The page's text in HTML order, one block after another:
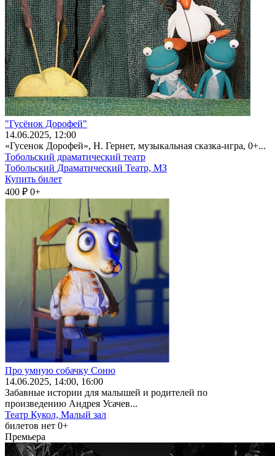
"Гусёнок Дорофей"
14.06.2025, 12:00
«Гусенок Дорофей», Н. Гернет, музыкальная сказка-игра, 0+...
Тобольский драматический театр
Тобольский Драматический Театр, МЗ
Купить билет
400 ₽ 0+
Про умную собачку Соню
14.06.2025, 14:00, 16:00
Забавные истории для малышей и родителей по
произведению Андрея Усачев...
Театр Кукол, Малый зал
билетов нет 0+
Премьера